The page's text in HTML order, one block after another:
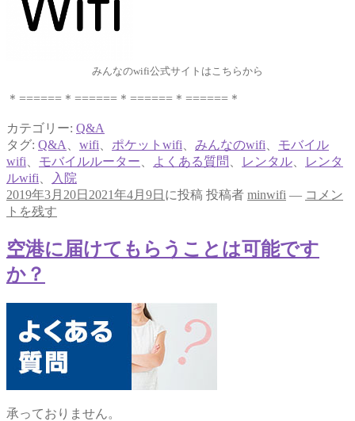
みんなのwifi公式サイトはこちらから
＊======＊======＊======＊======＊
カテゴリー: Q&A
タグ: Q&A wifi ポケットwifi みんなのwifi
モバイル
wifi
モバイルルーター よくある質問 レンタル
レンタ
ルwifi
入院
2019年3月20日 2021年4月9日 に投稿 投稿者 minwifi — コメン
トを残す
空港に届けてもらうことは可能です
か？
承っておりません。